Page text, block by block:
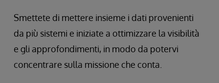
Smettete di mettere insieme i dati provenienti
da più sistemi e iniziate a ottimizzare la visibilità
e gli approfondimenti, in modo da potervi
concentrare sulla missione che conta.